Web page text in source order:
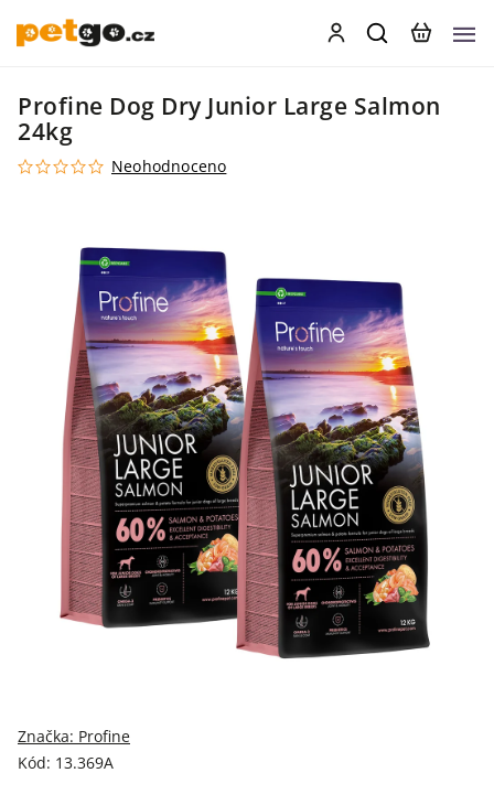
Profine Dog Dry Junior Large Salmon
24kg
Neohodnoceno
Kód: 13.369A
Značka: Profine